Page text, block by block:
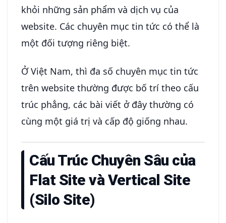
khỏi những sản phẩm và dịch vụ của
website. Các chuyên mục tin tức có thể là
một đối tượng riêng biệt.
Ở Việt Nam, thì đa số chuyên mục tin tức
trên website thường được bố trí theo cấu
trúc phẳng, các bài viết ở đây thường có
cùng một giá trị và cấp độ giống nhau.
Cấu Trúc Chuyên Sâu của
Flat Site vàVertical Site
(Silo Site)